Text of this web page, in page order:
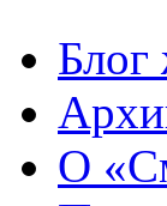
Блог
О